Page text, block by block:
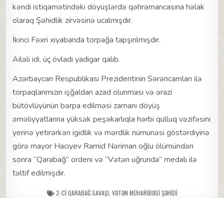
kəndi istiqamətindəki döyüşlərdə qəhrəmancasına həlak
olaraq Şəhidlik zirvəsinə ucalmışdır.
İkinci Fəxri xiyabanda torpağa tapşırılmışdır.
Ailəli idi, üç övladı yadigar qalıb.
Azərbaycan Respublikası Prezidentinin Sərəncamları ilə
torpaqlarımızın işğaldan azad olunması və ərazi
bütövlüyünün bərpa edilməsi zamanı döyüş
əməliyyatlarına yüksək peşəkarlıqla hərbi qulluq vəzifəsini
yerinə yetirərkən igidlik və mərdlik nümunəsi göstərdiyinə
görə mayor Hacıyev Ramid Nəriman oğlu ölümündən
sonra “Qarabağ” ordeni və “Vətən uğrunda” medalı ilə
təltif edilmişdir.
2-CI QARABAĞ SAVAŞI VƏTƏN MÜHARIBƏSI ŞƏHIDI